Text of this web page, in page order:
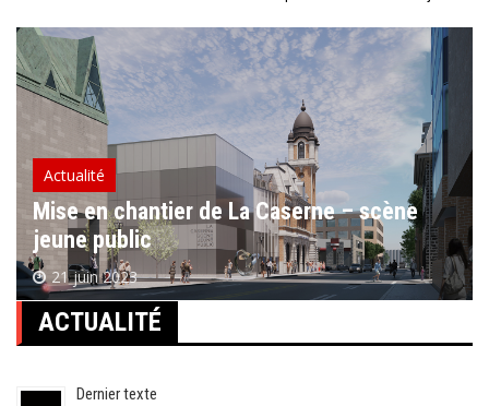
l’article
Actualité
Mise en chantier de La Caserne – scène
jeune public
21 juin 2023
ACTUALITÉ
Dernier texte